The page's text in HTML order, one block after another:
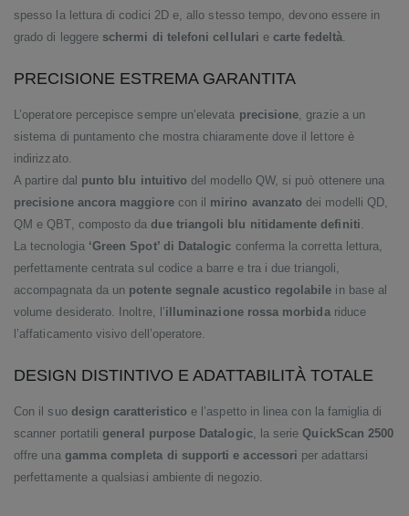
spesso la lettura di codici 2D e, allo stesso tempo, devono essere in
grado di leggere schermi di telefoni cellulari ecarte fedeltà.
PRECISIONE ESTREMA GARANTITA
L’operatore percepisce sempre un’elevata precisione, grazie a un
sistema di puntamento che mostra chiaramente dove il lettore è
indirizzato.
A partire dal punto blu intuitivo del modello QW, si può ottenere una
precisione ancora maggiorecon il mirino avanzato dei modelli QD,
QM e QBT, composto dadue triangoli blu nitidamente definiti.
La tecnologia ‘Green Spot’ di Datalogic conferma la corretta lettura,
perfettamente centrata sul codice a barre e tra i due triangoli,
accompagnata da un potente segnale acustico regolabile in base al
volume desiderato. Inoltre, l’illuminazione rossa morbidariduce
l’affaticamento visivo dell’operatore.
DESIGN DISTINTIVO E ADATTABILITÀ TOTALE
Con il suo design caratteristico e l’aspetto in linea con la famiglia di
scanner portatiligeneral purpose Datalogic, la serieQuickScan 2500
offre una gamma completa di supporti e accessori per adattarsi
perfettamente a qualsiasi ambiente di negozio.